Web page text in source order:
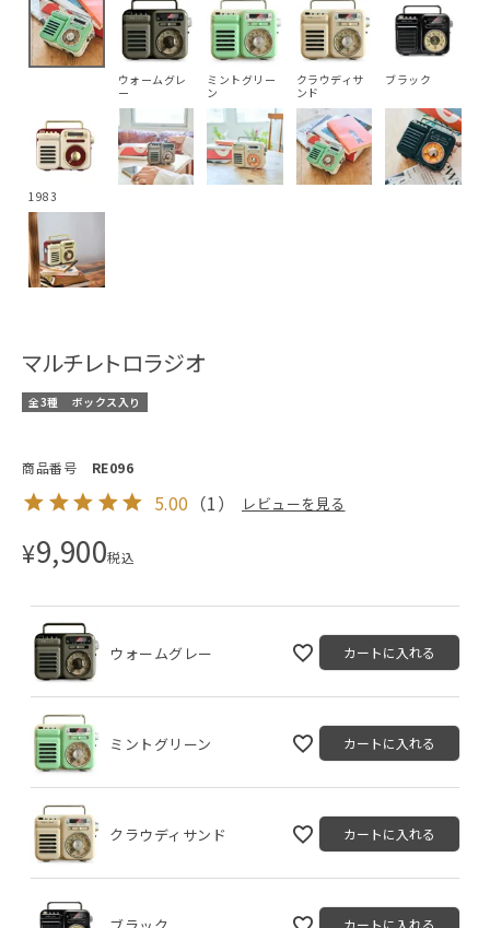
ウォームグレ
ー
ミントグリー
ン
クラウディサ
ンド
ブラック
1983
マルチレトロラジオ
全3種 ボックス入り
商品番号 RE096
5.00 （1） レビューを見る
¥9,900税込
ウォームグレー カートに入れる
ミントグリーン カートに入れる
クラウディサンド カートに入れる